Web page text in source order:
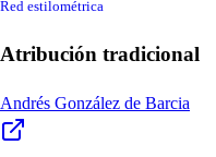
Red estilométrica
Atribución tradicional
Andrés González de Barcia